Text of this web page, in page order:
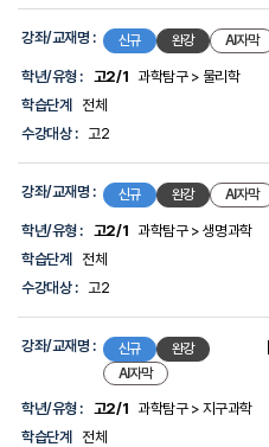
상
에
대
한
보
를
제
공
합
니
다.
강좌/교재명 : 신규 완강 AI자막
학년/유형 : 고2/1 과학탐구 > 물리학
학습단계
전체
수강대상 : 고2
강좌/교재명 : 신규 완강 AI자막
학년/유형 : 고2/1 과학탐구 > 생명과학
학습단계
전체
수강대상 :
고2
강좌/교재명 : 신규
완강
AI자막
학년/유형 : 고2/1 과학탐구 > 지구과학
학습단계
전체